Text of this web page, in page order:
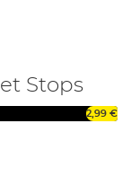
Stops
2,99 €